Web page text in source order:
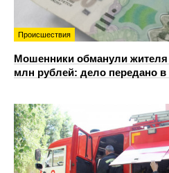
Происшествия
Мошенники обманули жителя
млн рублей: дело передано в